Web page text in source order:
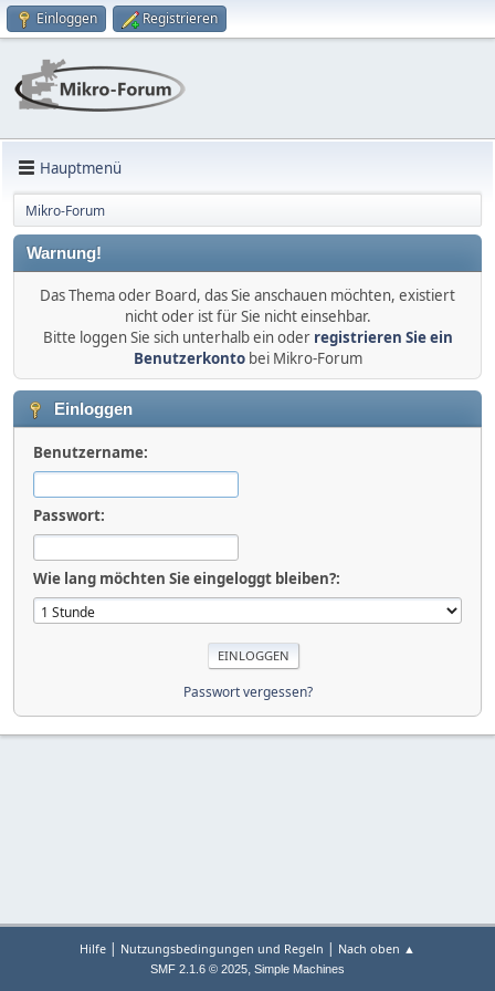
Einloggen Registrieren
Hauptmenü
Mikro-Forum
Warnung!
Das Thema oder Board, das Sie anschauen möchten, existiert
nicht oder ist für Sie nicht einsehbar.
Bitte loggen Sie sich unterhalb ein oder registrieren Sie ein
Benutzerkontobei Mikro-Forum
Einloggen
Benutzername:
Passwort:
Wie lang möchten Sie eingeloggt bleiben?:
Passwort vergessen?
Hilfe | Nutzungsbedingungen und Regeln | Nach oben ▲
SMF 2.1.6 © 2025, Simple Machines